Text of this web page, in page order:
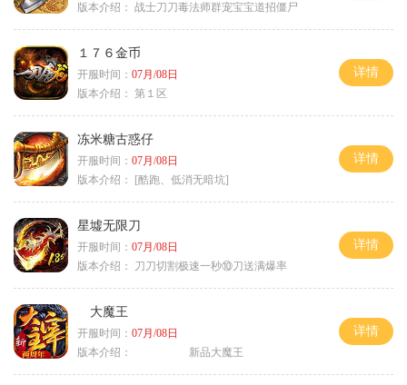
版本介绍： 战士刀刀毒法师群宠宝宝道招僵尸
１７６金币
开服时间： 07月/08日
版本介绍： 第１区
详情
冻米糖古惑仔
开服时间： 07月/08日
版本介绍：
[酷跑、低消无暗坑]
详情
星墟无限刀
开服时间： 07月/08日
版本介绍：
刀刀切割极速一秒⑩刀送满爆率
详情
大魔王
开服时间： 07月/08日
版本介绍：
新品大魔王
详情